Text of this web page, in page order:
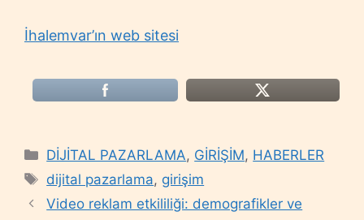
İhalemvar’ın web sitesi
Categories
DİJİTAL PAZARLAMA, GİRİŞİM, HABERLER
Tags
dijital pazarlama, girişim
Video reklam etkililiği: demografikler ve